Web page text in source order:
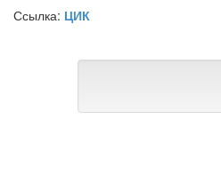
Ссылка: ЦИК